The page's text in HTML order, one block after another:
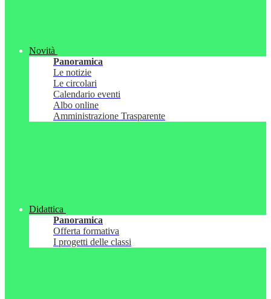
Novità
Panoramica
Le notizie
Le circolari
Calendario eventi
Albo online
Amministrazione Trasparente
Didattica
Panoramica
Offerta formativa
I progetti delle classi